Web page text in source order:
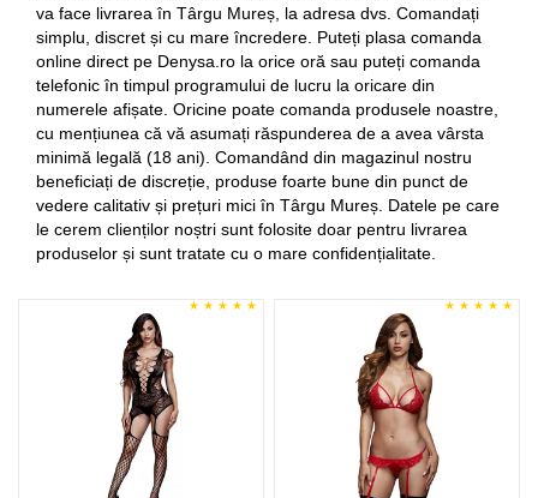
va face livrarea în Târgu Mureș, la adresa dvs. Comandați
simplu, discret și cu mare încredere. Puteți plasa comanda
online direct pe Denysa.ro la orice oră sau puteți comanda
telefonic în timpul programului de lucru la oricare din
numerele afișate. Oricine poate comanda produsele noastre,
cu mențiunea că vă asumați răspunderea de a avea vârsta
minimă legală (18 ani). Comandând din magazinul nostru
beneficiați de discreție, produse foarte bune din punct de
vedere calitativ și prețuri mici în Târgu Mureș. Datele pe care
le cerem clienților noștri sunt folosite doar pentru livrarea
produselor și sunt tratate cu o mare confidențialitate.